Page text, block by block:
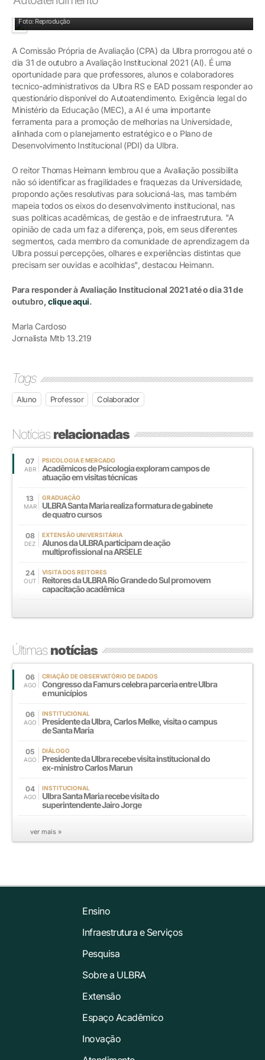
Foto: Reprodução
A Comissão Própria de Avaliação (CPA) da Ulbra prorrogou até o
dia 31 de outubro a Avaliação Institucional 2021 (AI). É uma
oportunidade para que professores, alunos e colaboradores
tecnico-administrativos da Ulbra RS e EAD possam responder ao
questionário disponível do Autoatendimento. Exigência legal do
Ministério da Educação (MEC), a AI é uma importante
ferramenta para a promoção de melhorias na Universidade,
alinhada com o planejamento estratégico e o Plano de
Desenvolvimento Institucional (PDI) da Ulbra.
O reitor Thomas Heimann lembrou que a Avaliação possibilita
não só identificar as fragilidades e fraquezas da Universidade,
propondo ações resolutivas para solucioná-las, mas também
mapeia todos os eixos do desenvolvimento institucional, nas
suas políticas acadêmicas, de gestão e de infraestrutura. "A
opinião de cada um faz a diferença, pois, em seus diferentes
segmentos, cada membro da comunidade de aprendizagem da
Ulbra possui percepções, olhares e experiências distintas que
precisam ser ouvidas e acolhidas", destacou Heimann.
Para responder à Avaliação Institucional 2021 até o dia 31 de
outubro,clique aqui.
Marla Cardoso
Jornalista Mtb 13.219
Tags
Aluno Professor Colaborador
Notíciasrelacionadas
07
ABR
PSICOLOGIA E MERCADO
Acadêmicos de Psicologia exploram campos de
atuação em visitas técnicas
13
MAR
GRADUAÇÃO
ULBRA Santa Maria realiza formatura de gabinete
de quatro cursos
08
DEZ
EXTENSÃO UNIVERSITÁRIA
Alunos da ULBRA participam de ação
multiprofissional na ARSELE
24
OUT
VISITA DOS REITORES
Reitores da ULBRA Rio Grande do Sul promovem
capacitação acadêmica
Últimasnotícias
06
AGO
CRIAÇÃO DE OBSERVATÓRIO DE DADOS
Congresso da Famurs celebra parceria entre Ulbra
e municípios
06
AGO
INSTITUCIONAL
Presidente da Ulbra, Carlos Melke, visita o campus
de Santa Maria
05
AGO
DIÁLOGO
Presidente da Ulbra recebe visita institucional do
ex-ministro Carlos Marun
04
AGO
INSTITUCIONAL
Ulbra Santa Maria recebe visita do
superintendente Jairo Jorge
ver mais »
Ensino
Infraestrutura e Serviços
Pesquisa
Sobre a ULBRA
Extensão
Espaço Acadêmico
Inovação